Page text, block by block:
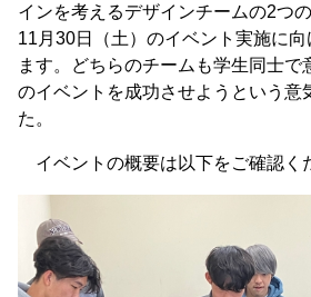
インを考えるデザインチームの2つ
11月30日（土）のイベント実施に
ます。どちらのチームも学生同士で
のイベントを成功させようという意
た。
イベントの概要は以下をご確認く